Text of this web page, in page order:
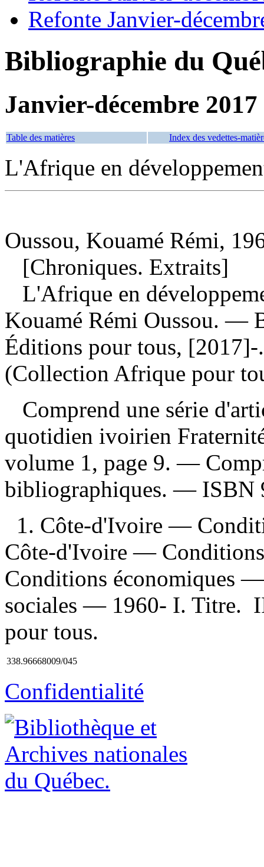
Refonte Janvier-
Bibliographie du
Janvier-décembre 2017
Table des matières Index des vedettes-
L'Afrique en
Oussou, Kouamé Rémi,
[Chroniques. Extraits]
L'Afrique en
Kouamé Rémi Oussou. —
Éditions pour tous,
(Collection Afrique pour
Comprend une série
quotidien ivoirien
volume 1, page 9. —
bibliographiques. — ISBN
1. Côte-d'Ivoire —
Côte-d'Ivoire —
Conditions économiques
sociales — 1960- I. Titre.
pour tous.
338.96668009/045
Confidentialité